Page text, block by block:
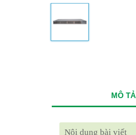
MÔ TẢ
Nội dung bài viết